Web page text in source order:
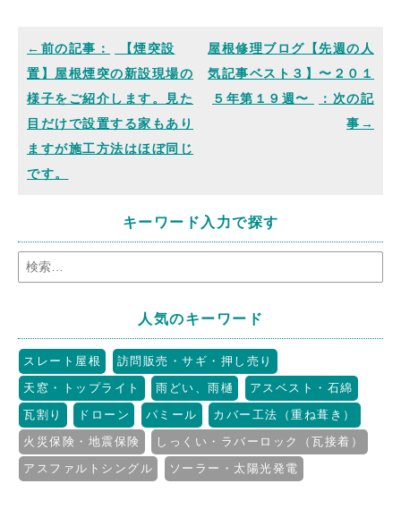
【煙突設
置】屋根煙突の新設現場の
様子をご紹介します。見た
目だけで設置する家もあり
ますが施工方法はほぼ同じ
です。
屋根修理ブログ【先週の人
気記事ベスト３】〜２０１
５年第１９週〜
キーワード入力で探す
人気のキーワード
スレート屋根
訪問販売・サギ・押し売り
天窓・トップライト
雨どい、雨樋
アスベスト・石綿
瓦割り
ドローン パミール
カバー工法（重ね葺き）
火災保険・地震保険
しっくい・ラバーロック（瓦接着）
アスファルトシングル
ソーラー・太陽光発電